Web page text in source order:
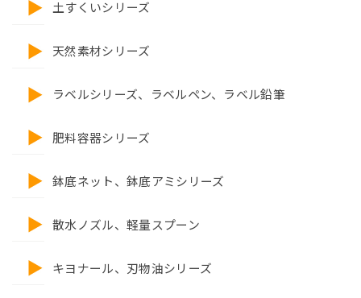
土すくいシリーズ
天然素材シリーズ
ラベルシリーズ、ラベルペン、ラベル鉛筆
肥料容器シリーズ
鉢底ネット、鉢底アミシリーズ
散水ノズル、軽量スプーン
キヨナール、刃物油シリーズ